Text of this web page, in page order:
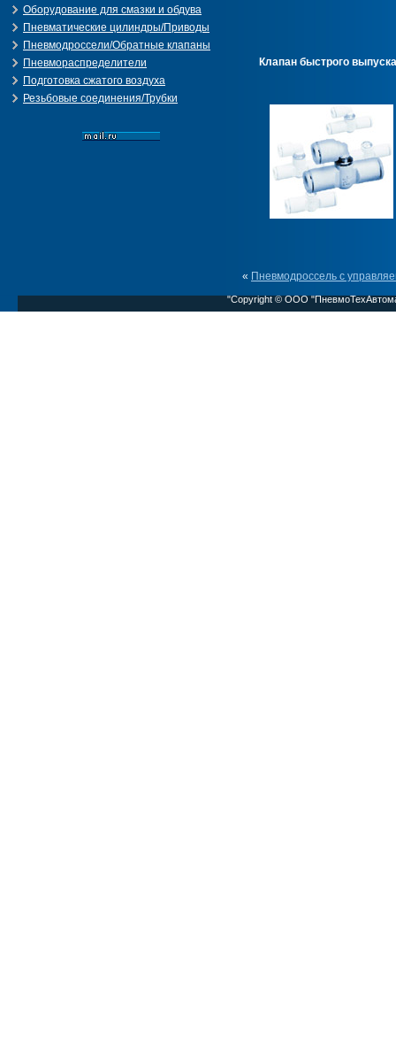
Оборудование для смазки и обдува
Пневматические цилиндры/Приводы
Пневмодроссели/Обратные клапаны
Пневмораспределители
Подготовка сжатого воздуха
Резьбовые соединения/Трубки
Клапан быстрого
« Пневмодроссель с
"Copyright © ООО